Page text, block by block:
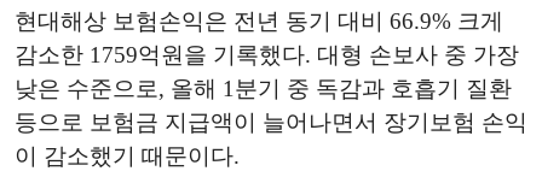
현대해상 보험손익은 전년 동기 대비 66.9% 크게
감소한 1759억원을 기록했다. 대형 손보사 중 가장
낮은 수준으로, 올해 1분기 중 독감과 호흡기 질환
등으로 보험금 지급액이 늘어나면서 장기보험 손익
이 감소했기 때문이다.